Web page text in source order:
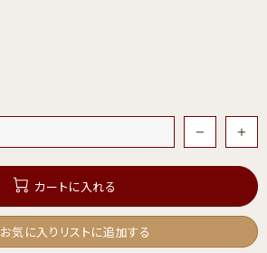
カートに入れる
お気に入りリストに追加する